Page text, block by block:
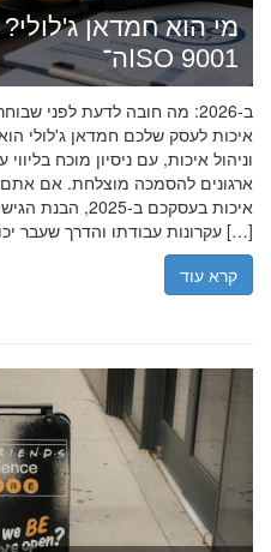
מי הוא חמדאן
ה־ISO 9001
איכות לעסק שלכם חמדאן ג'לולי
ארגונים להסמכה מוצלחת. אם
איכות בעסקכם ב-
עקרונות עבודתו והדרך שעבר יכולה […]
קרא עוד